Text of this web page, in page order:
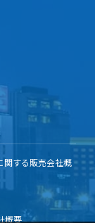
関する販売会社概
概要